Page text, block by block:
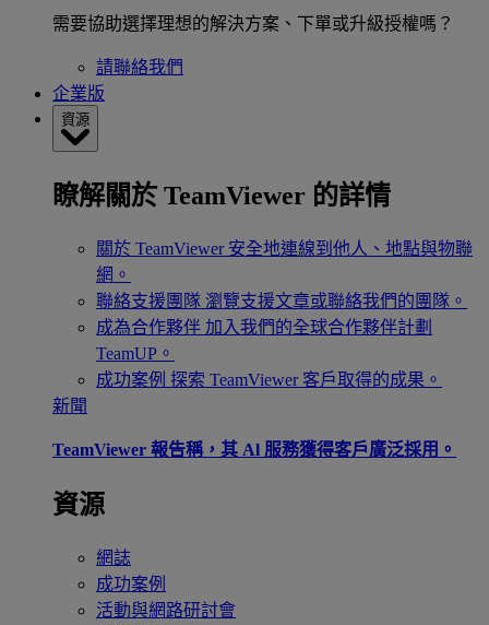
需要協助選擇理想的解決方案、下單或升級授權嗎？
請聯絡我們
企業版
資源
瞭解關於 TeamViewer 的詳情
關於 TeamViewer 安全地連線到他人、地點與物聯
網。
聯絡支援團隊 瀏覽支援文章或聯絡我們的團隊。
成為合作夥伴 加入我們的全球合作夥伴計劃
TeamUP。
成功案例 探索 TeamViewer 客戶取得的成果。
新聞
TeamViewer 報告稱，其 Al 服務獲得客戶廣泛採用。
資源
網誌
成功案例
活動與網路研討會